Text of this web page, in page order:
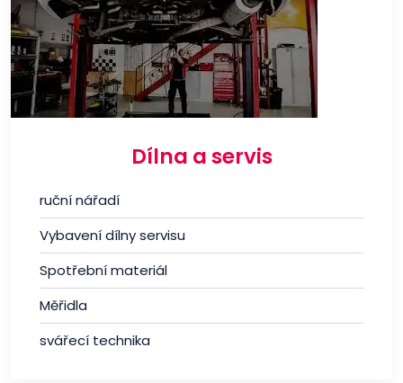
Dílna a servis
ruční nářadí
Vybavení dílny servisu
Spotřební materiál
Měřidla
svářecí technika